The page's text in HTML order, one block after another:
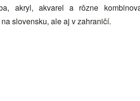
akryl, akvarel a rôzne
slovensku, ale aj v zahraničí.